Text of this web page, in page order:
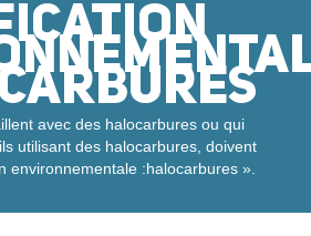
avec des halocarbures ou qui
utilisant des halocarbures, doivent
environnementale :halocarbures ».